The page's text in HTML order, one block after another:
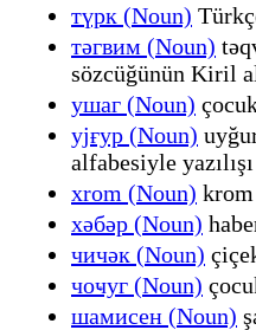
түрк (Noun)
тәгвим (Noun)
sözcüğünün Kiril
ушаг (Noun)
ујғур (Noun)
alfabesiyle yazılışı
хrom (Noun) krom
хәбәр (Noun)
чичәк (Noun)
чоҹуг (Noun)
шамисен (Noun)